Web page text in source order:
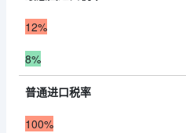
12%
8%
普通进口税率
100%